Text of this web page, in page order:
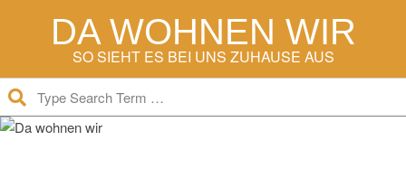
DA WOHNEN WIR
SO SIEHT ES BEI UNS ZUHAUSE AUS